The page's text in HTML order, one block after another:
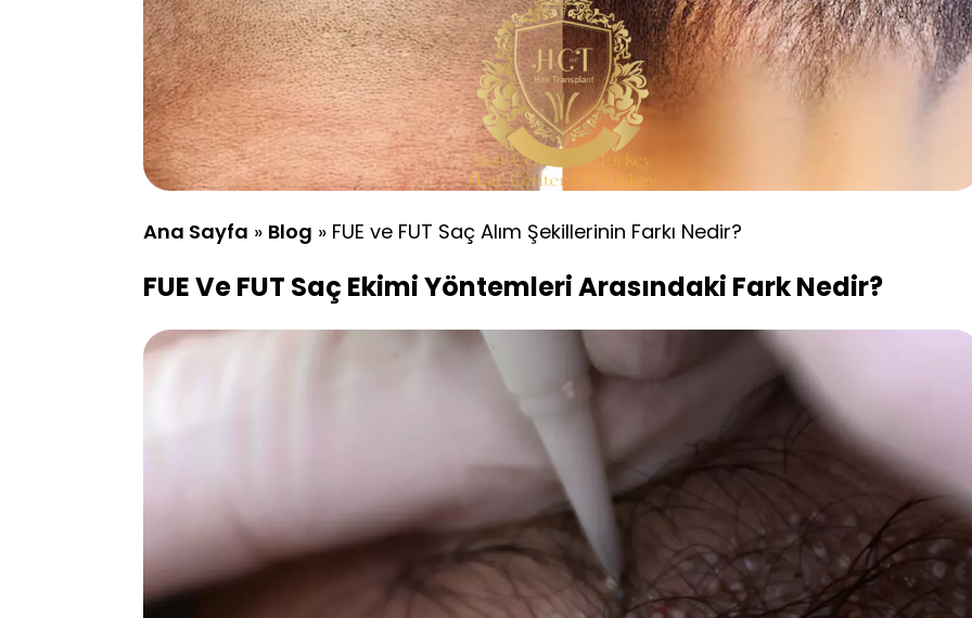
Ana Sayfa » Blog » FUE ve FUT Saç Alım Şekillerinin Farkı Nedir?
FUE Ve FUT Saç Ekimi Yöntemleri Arasındaki Fark Nedir?